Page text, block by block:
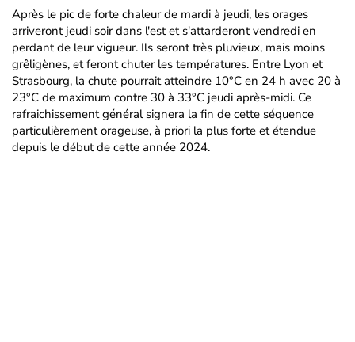
Après le pic de forte chaleur de mardi à jeudi, les orages
arriveront jeudi soir dans l'est et s'attarderont vendredi en
perdant de leur vigueur. Ils seront très pluvieux, mais moins
grêligènes, et feront chuter les températures. Entre Lyon et
Strasbourg, la chute pourrait atteindre 10°C en 24 h avec 20 à
23°C de maximum contre 30 à 33°C jeudi après-midi. Ce
rafraichissement général signera la fin de cette séquence
particulièrement orageuse, à priori la plus forte et étendue
depuis le début de cette année 2024.